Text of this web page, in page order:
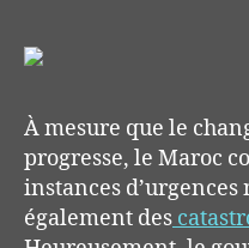
À mesure que le
progresse, le Maroc
instances
également des